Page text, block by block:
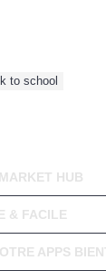
to school
HUB
& FACILE
APPS